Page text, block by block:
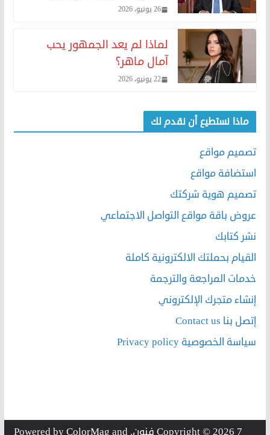
26 يونيو، 2026
لماذا لم يعد الجمهور يحب
آمال ماهر؟
22 يونيو، 2026
ماذا نستطيع أن نقدم لك
تصميم مواقع
استضافة مواقع
تصميم هوية شركتك
عروض باقة مواقع التواصل الاجتماعي
نشر كتابك
القيام بحملتك الالكترونية كاملة
خدمات المراجعة والترجمة
إنشاء متجرك الإلكتروني
إتصل بنا Contact us
سياسة الخصوصية Privacy policy
Copyright © 2026 7 فنون . Powered by
ColorMag and